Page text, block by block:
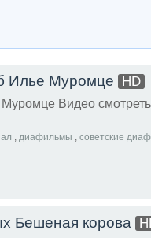
Илье Муромце HD
Видео
, диафильмы , советские
Бешеная корова